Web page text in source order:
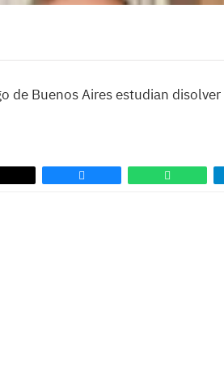
de Buenos Aires estudian